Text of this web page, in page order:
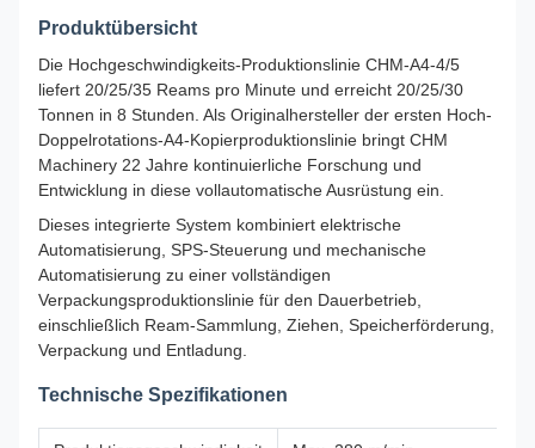
Produktübersicht
Die Hochgeschwindigkeits-Produktionslinie CHM-A4-4/5
liefert 20/25/35 Reams pro Minute und erreicht 20/25/30
Tonnen in 8 Stunden. Als Originalhersteller der ersten Hoch-
Doppelrotations-A4-Kopierproduktionslinie bringt CHM
Machinery 22 Jahre kontinuierliche Forschung und
Entwicklung in diese vollautomatische Ausrüstung ein.
Dieses integrierte System kombiniert elektrische
Automatisierung, SPS-Steuerung und mechanische
Automatisierung zu einer vollständigen
Verpackungsproduktionslinie für den Dauerbetrieb,
einschließlich Ream-Sammlung, Ziehen, Speicherförderung,
Verpackung und Entladung.
Technische Spezifikationen